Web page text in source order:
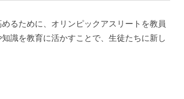
るために、オリンピックアスリートを教員
識を教育に活かすことで、生徒たちに新し